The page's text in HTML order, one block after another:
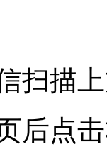
扫描
后点